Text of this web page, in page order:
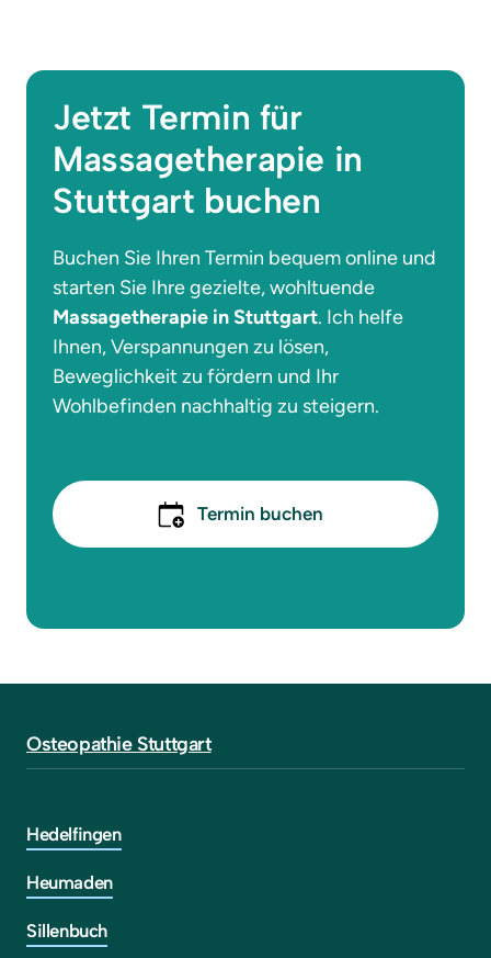
Jetzt Termin für
Massagetherapie in
Stuttgart buchen
Buchen Sie Ihren Termin bequem online und
Massagetherapie in Stuttgart. Ich helfe
Ihnen, Verspannungen zu lösen,
Beweglichkeit zu fördern und Ihr
Wohlbefinden nachhaltig zu steigern.
Termin buchen
Osteopathie Stuttgart
Hedelfingen
Heumaden
Sillenbuch